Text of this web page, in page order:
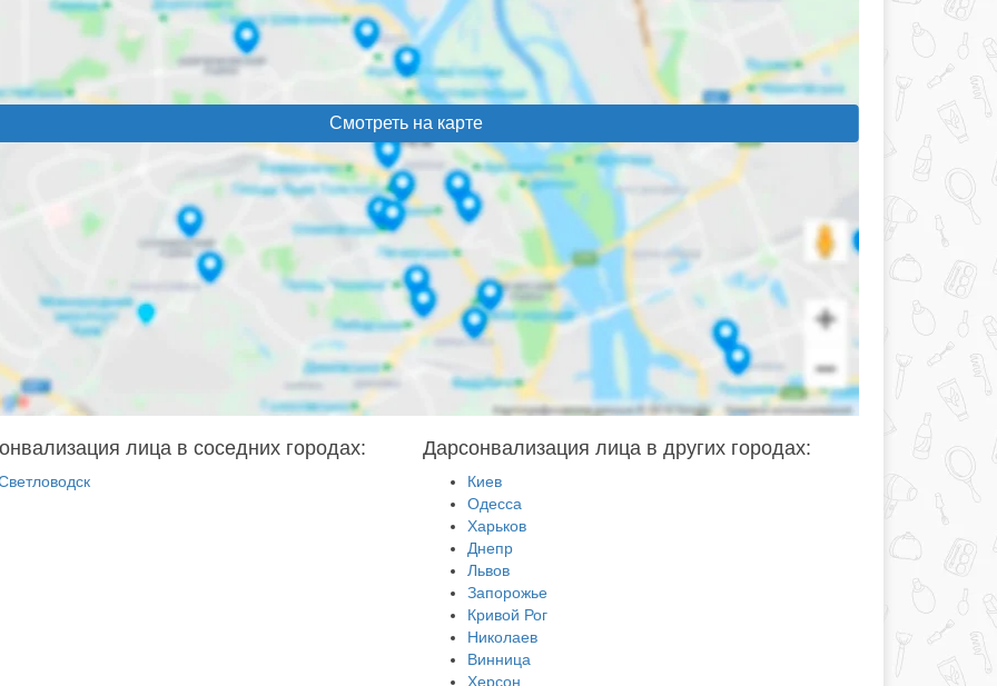
Смотреть на карте
лица в соседних городах: Дарсонвализация лица в других городах:
Киев
Одесса
Харьков
Днепр
Львов
Запорожье
Кривой Рог
Николаев
Винница
Херсон